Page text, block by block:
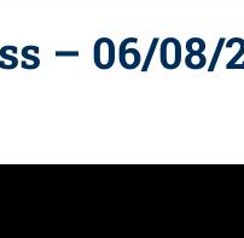
– 06/08/